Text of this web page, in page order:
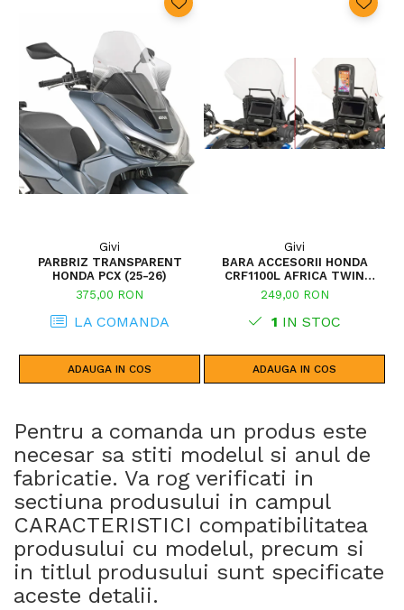
Givi
PARBRIZ TRANSPARENT
HONDA PCX (25-26)
375,00 RON
LA COMANDA
ADAUGA IN COS
Givi
BARA ACCESORII HONDA
CRF1100L AFRICA TWIN
ADVENTURE SPORTS (20 - 23)
CRF1100L AFRICA TWIN
ADVENTURE SPORTS (24)
CRF1100L AFRICA TWIN (24)
23)
249,00 RON
1 IN STOC
ADAUGA IN COS
Pentru a comanda un produs este
necesar sa stiti modelul si anul de
fabricatie. Va rog verificati in
sectiuna produsului in campul
CARACTERISTICI compatibilitatea
produsului cu modelul, precum si
in titlul produsului sunt specificate
aceste detalii.